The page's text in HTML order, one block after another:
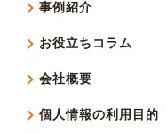
事例紹介
お役立ちコラム
会社概要
個人情報の利用目的